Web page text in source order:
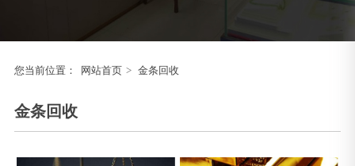
您当前位置： 网站首页 > 金条回收
金条回收